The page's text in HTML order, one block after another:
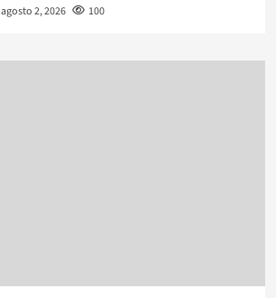
agosto 2, 2026 100